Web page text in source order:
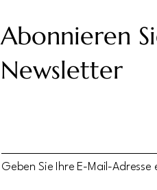
Abonnieren
Newsletter
Geben Sie Ihre E-Mail-Adresse